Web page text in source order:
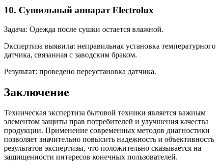
10. Сушильный аппарат Electrolux
Задача: Одежда после сушки остается влажной.
Экспертиза выявила: неправильная установка температурного
датчика, связанная с заводским браком.
Результат: проведено переустановка датчика.
Заключение
Техническая экспертиза бытовой техники является важным
элементом защиты прав потребителей и улучшения качества
продукции. Применение современных методов диагностики
позволяет значительно повысить надежность и объективность
результатов экспертизы, что положительно сказывается на
защищенности интересов конечных пользователей.